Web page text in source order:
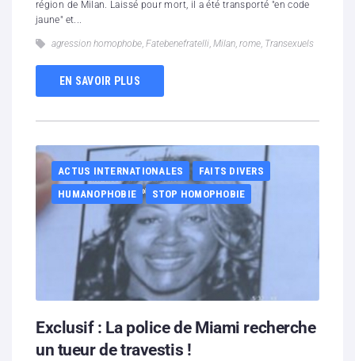
région de Milan. Laissé pour mort, il a été transporté "en code
jaune" et...
agression homophobe, Fatebenefratelli, Milan, rome, Transexuels
EN SAVOIR PLUS
ACTUS INTERNATIONALES
FAITS DIVERS
HUMANOPHOBIE
STOP HOMOPHOBIE
Exclusif : La police de Miami recherche
un tueur de travestis !